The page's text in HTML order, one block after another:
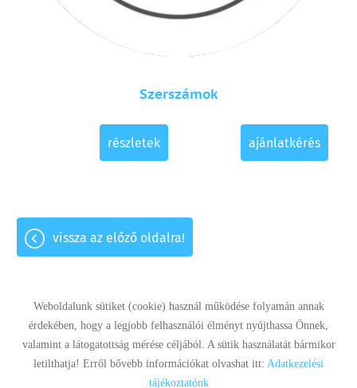
Szerszámok
részletek ajánlatkérés
vissza az előző oldalra!
Panaszkezelés Adatkezelési tájékoztató Impresszum
Weboldalunk sütiket (cookie) használ működése folyamán annak
érdekében, hogy a legjobb felhasználói élményt nyújthassa Önnek,
valamint a látogatottság mérése céljából. A sütik használatát bármikor
letilthatja! Erről bővebb információkat olvashat itt: Adatkezelési
tájékoztatónk